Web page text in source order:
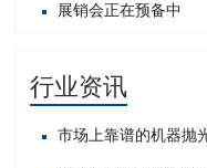
展销会正在预备中
行业资讯
市场上靠谱的机器抛